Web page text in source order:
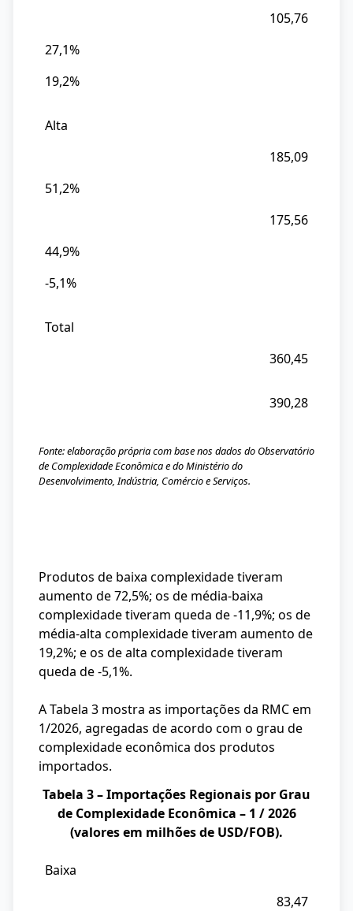
105,76
27,1%
19,2%
Alta
185,09
51,2%
175,56
44,9%
-5,1%
Total
360,45
390,28
Fonte: elaboração própria com base nos dados do Observatório
de Complexidade Econômica e do Ministério do
Desenvolvimento, Indústria, Comércio e Serviços.
Produtos de baixa complexidade tiveram
aumento de 72,5%; os de média-baixa
complexidade tiveram queda de -11,9%; os de
média-alta complexidade tiveram aumento de
19,2%; e os de alta complexidade tiveram
queda de -5,1%.
A Tabela 3 mostra as importações da RMC em
1/2026, agregadas de acordo com o grau de
complexidade econômica dos produtos
importados.
Tabela 3 – Importações Regionais por Grau
de Complexidade Econômica – 1 / 2026
(valores em milhões de USD/FOB).
Grau
Baixa
83,47